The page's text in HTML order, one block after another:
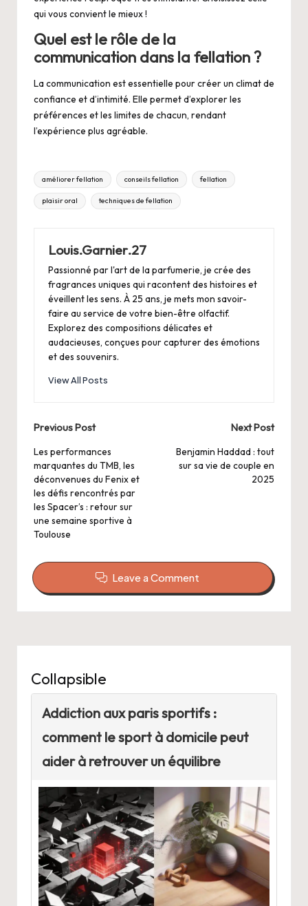
qui vous convient le mieux !
Quel est le rôle de la
communication dans la fellation ?
La communication est essentielle pour créer un climat de
confiance et d’intimité. Elle permet d’explorer les
préférences et les limites de chacun, rendant
l’expérience plus agréable.
Tags:
améliorer fellation conseils fellation fellation
plaisir oral techniques de fellation
Louis.Garnier.27
Passionné par l'art de la parfumerie, je crée des
fragrances uniques qui racontent des histoires et
éveillent les sens. À 25 ans, je mets mon savoir-
faire au service de votre bien-être olfactif.
Explorez des compositions délicates et
audacieuses, conçues pour capturer des émotions
et des souvenirs.
View All Posts
Post
navigation
Previous Post
Les performances
marquantes du TMB, les
déconvenues du Fenix et
les défis rencontrés par
les Spacer’s : retour sur
une semaine sportive à
Toulouse
Next Post
Benjamin Haddad : tout
sur sa vie de couple en
2025
Leave a Comment
Collapsible
Addiction aux paris sportifs :
comment le sport à domicile peut
aider à retrouver un équilibre